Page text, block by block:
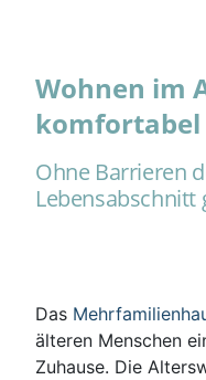
Wohnen im
Ohne Barrieren
Lebensabschnitt
Das
älteren Menschen
Zuhause. Die